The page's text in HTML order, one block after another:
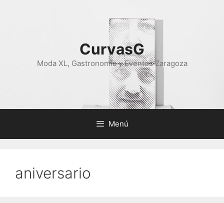
CurvasG
Moda XL, Gastronomía y Eventos Zaragoza
Menú
aniversario